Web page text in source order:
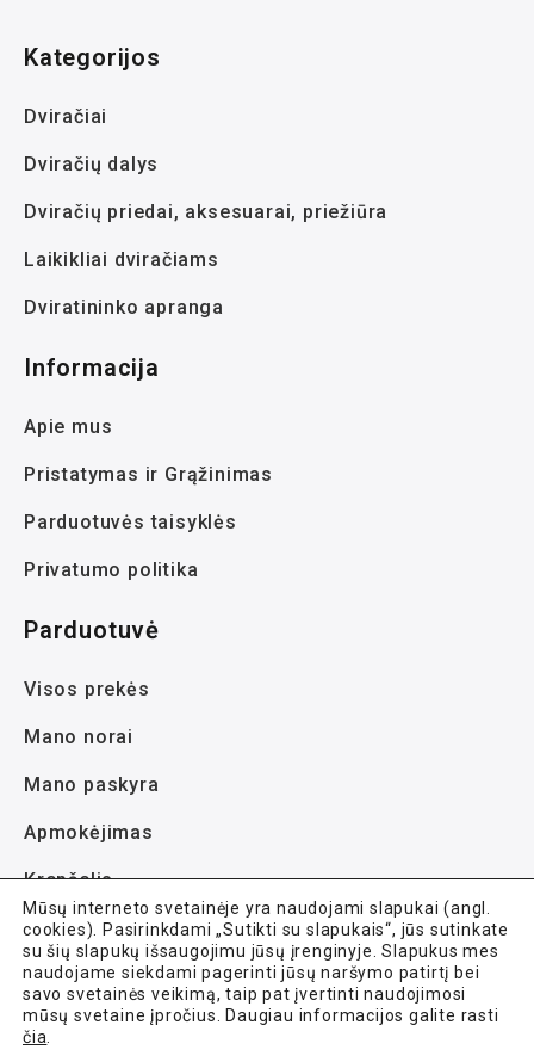
Kategorijos
Dviračiai
Dviračių dalys
Dviračių priedai, aksesuarai, priežiūra
Laikikliai dviračiams
Dviratininko apranga
Informacija
Apie mus
Pristatymas ir Grąžinimas
Parduotuvės taisyklės
Privatumo politika
Parduotuvė
Visos prekės
Mano norai
Mano paskyra
Apmokėjimas
Krepšelis
Mūsų interneto svetainėje yra naudojami slapukai (angl.
cookies). Pasirinkdami „Sutikti su slapukais“, jūs sutinkate
su šių slapukų išsaugojimu jūsų įrenginyje. Slapukus mes
naudojame siekdami pagerinti jūsų naršymo patirtį bei
savo svetainės veikimą, taip pat įvertinti naudojimosi
mūsų svetaine įpročius. Daugiau informacijos galite rasti
čia